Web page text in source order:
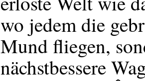
wo jedem die
Mund fliegen,
nächstbessere